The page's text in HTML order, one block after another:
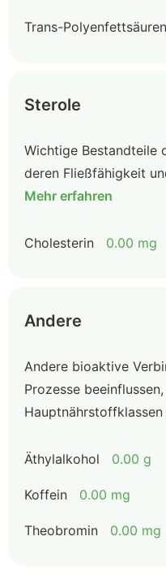
Trans-Polyenfettsäuren
Sterole
Wichtige Bestandteile
deren Fließfähigkeit
Mehr erfahren
Cholesterin 0.00 mg
Andere
Andere bioaktive
Prozesse
Hauptnährstoffklassen
Äthylalkohol 0.00 g
Koffein 0.00 mg
Theobromin 0.00 mg